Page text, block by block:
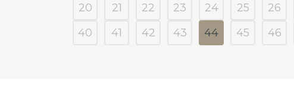
20
21 22 23 24 25 26
40
41 42 43 44 45 46